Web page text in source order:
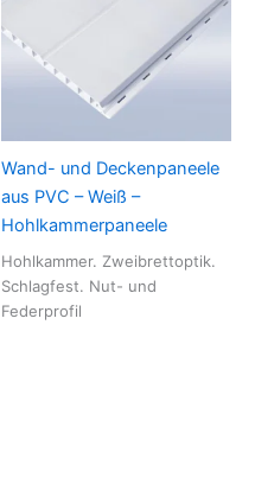
Wand- und Deckenpaneele
aus PVC – Weiß –
Hohlkammerpaneele
Hohlkammer. Zweibrettoptik.
Schlagfest. Nut- und
Federprofil